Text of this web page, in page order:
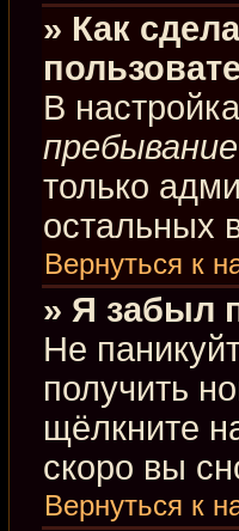
» Как
В
только
остальных
Вернуться к
» Я забыл
Не
получить
щёлкните
скоро вы
Вернуться к